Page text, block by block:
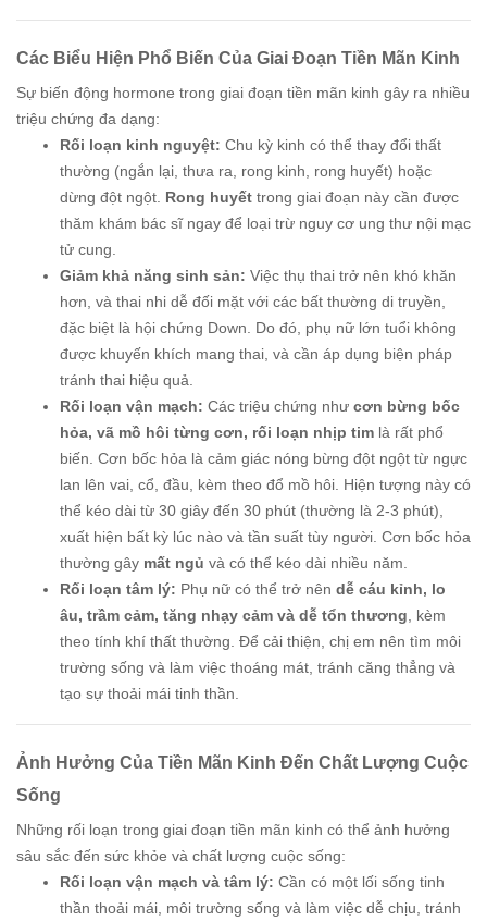
Các Biểu Hiện Phổ Biến Của Giai Đoạn Tiền Mãn Kinh
Sự biến động hormone trong giai đoạn tiền mãn kinh gây ra nhiều
triệu chứng đa dạng:
Rối loạn kinh nguyệt: Chu kỳ kinh có thể thay đổi thất
thường (ngắn lại, thưa ra, rong kinh, rong huyết) hoặc
dừng đột ngột. Rong huyết trong giai đoạn này cần được
thăm khám bác sĩ ngay để loại trừ nguy cơ ung thư nội mạc
tử cung.
Giảm khả năng sinh sản: Việc thụ thai trở nên khó khăn
hơn, và thai nhi dễ đối mặt với các bất thường di truyền,
đặc biệt là hội chứng Down. Do đó, phụ nữ lớn tuổi không
được khuyến khích mang thai, và cần áp dụng biện pháp
tránh thai hiệu quả.
Rối loạn vận mạch: Các triệu chứng như cơn bừng bốc
hỏa, vã mồ hôi từng cơn, rối loạn nhịp tim là rất phổ
biến. Cơn bốc hỏa là cảm giác nóng bừng đột ngột từ ngực
lan lên vai, cổ, đầu, kèm theo đổ mồ hôi. Hiện tượng này có
thể kéo dài từ 30 giây đến 30 phút (thường là 2-3 phút),
xuất hiện bất kỳ lúc nào và tần suất tùy người. Cơn bốc hỏa
thường gây mất ngủ và có thể kéo dài nhiều năm.
Rối loạn tâm lý: Phụ nữ có thể trở nên dễ cáu kỉnh, lo
âu, trầm cảm, tăng nhạy cảm và dễ tổn thương , kèm
theo tính khí thất thường. Để cải thiện, chị em nên tìm môi
trường sống và làm việc thoáng mát, tránh căng thẳng và
tạo sự thoải mái tinh thần.
Ảnh Hưởng Của Tiền Mãn Kinh Đến Chất Lượng Cuộc
Sống
Những rối loạn trong giai đoạn tiền mãn kinh có thể ảnh hưởng
sâu sắc đến sức khỏe và chất lượng cuộc sống:
Rối loạn vận mạch và tâm lý: Cần có một lối sống tinh
thần thoải mái, môi trường sống và làm việc dễ chịu, tránh